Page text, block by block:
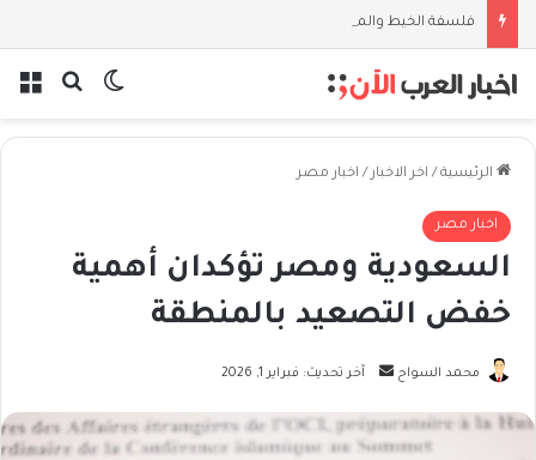
فلسفة الخيط والموج: نصف قرن في مدرسة البحر مع غسان المزيدي
بحثالوضع
الرئيسية / اخر الاخبار / اخبار مصر
اخبار مصر
السعودية ومصر تؤكدان أهمية
خفض التصعيد بالمنطقة
محمد السواح
أرسل
إلكترونيا
آخر تحديث: فبراير 1, 2026